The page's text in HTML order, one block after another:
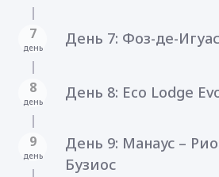
7
день День 7: Фоз-де-
8
день День 8: Eco Lodge
9
день
День 9: Манаус –
Бузиос